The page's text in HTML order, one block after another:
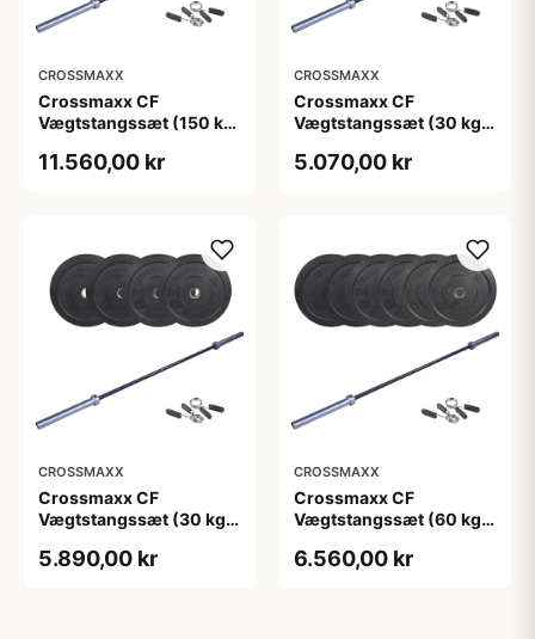
CROSSMAXX
Crossmaxx CF
Vægtstangssæt (150 kg
vægtstang). Perfekt til
11.560,00 kr
CROSSMAXX
Crossmaxx CF
Vægtstangssæt (30 kg
vægtstang). Perfekt til
5.070,00 kr
CROSSMAXX
Crossmaxx CF
Vægtstangssæt (30 kg
vægtstang). Perfekt til
5.890,00 kr
CROSSMAXX
Crossmaxx CF
Vægtstangssæt (60 kg
vægtstang). Perfekt til
6.560,00 kr